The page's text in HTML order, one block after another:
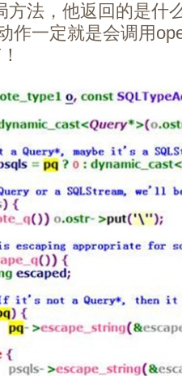
方法，他返回的是什
作一定就是会调用